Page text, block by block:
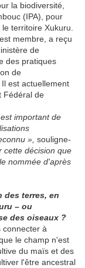
la biodiversité,
(IPA), pour
territoire Xukuru.
membre, a reçu
de
des pratiques
de
est actuellement
Fédéral de
important de
», souligne-
cette décision que
nommée d'après
des terres, en
– ou
des oiseaux ?
connecter à
le champ n'est
du maïs et des
l'être ancestral